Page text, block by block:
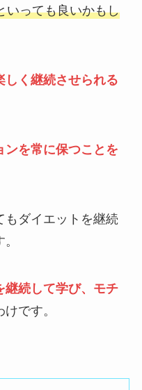
いっても良いかもし
しく継続させられる
ンを常に保つことを
ダイエットを継続
継続して学び、モチ
です。